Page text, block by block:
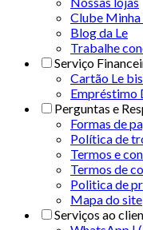
Clube Minha
Blog da Le
Trabalhe
Serviço
Cartão Le
Empréstimo
Perguntas e
Formas de
Política de
Termos e
Termos de
Politica de
Mapa do site
Serviços ao